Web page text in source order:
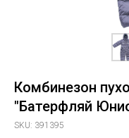
Комбинезон
"Батерфляй
SKU: 391395